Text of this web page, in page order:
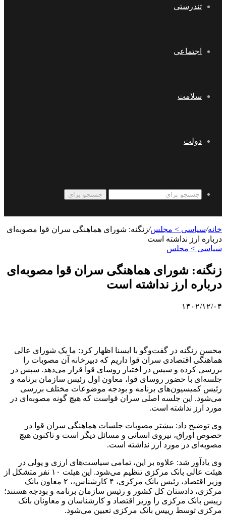
تندرستی
اجتماعی
سلامت
دولت
جستجو برای
خانه/سیاسی > مجلس/زنگنه: شورای هماهنگی سران قوا مصوبه‌ای
درباره ارز نداشته است
سیاسی > مجلس
زنگنه: شورای هماهنگی سران قوا مصوبه‌ای
درباره ارز نداشته است
۱۴۰۲/۱۲/۰۴
محسن زنگنه در گفت‌وگو با ایسنا اظهار کرد: ما یک شورای عالی
هماهنگی اقتصادی سران قوا داریم که دبیرخانه آن مصوبات را
بررسی کرده و سپس در اختیار روسای قوا قرار می‌دهد. سپس در
جلسه‌ای با حضور روسای قوا، معاون اول رئیس سازمان برنامه و
رئیس کمیسیون‌های برنامه و بودجه موضوعات مختلف بررسی
می‌شود. این جلسه اصلی سران قواست که هیچ گونه مصوبه‌ای در
مورد ارز نداشته است.
وی توضیح داد: بیشتر مصوبات جلسات هماهنگی سران قوا در
خصوص اوراق، نیروی انسانی و مسائل دیگر است و تاکنون هیچ
مصوبه‌ای در مورد ارز نداشته‌ است.
وی یادآور شد: علاوه بر این، تمامی سیاست‌های ارزی و پولی در
هیئت عالی بانک مرکزی تنظیم می‌شود. این هیئت ۱۰ نفر متشکل از
وزیر اقتصاد، رئیس بانک مرکزی، ۴ کارشناس،، ۲ معاون بانک
مرکزی، دادستان کل کشور و رئیس سازمان برنامه و بودجه هستند؛
رییس بانک مرکزی را وزیر اقتصاد و کارشناسان و معاونان بانک
مرکزی توسط رییس بانک مرکزی تعیین می‌شود.